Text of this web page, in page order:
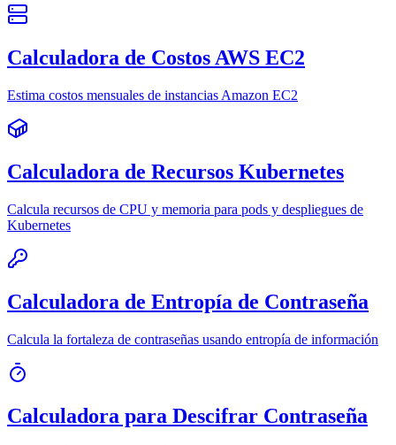
Calculadora de Costos AWS EC2
Estima costos mensuales de instancias Amazon EC2
Calculadora de Recursos Kubernetes
Calcula recursos de CPU y memoria para pods y despliegues de
Kubernetes
Calculadora de Entropía de Contraseña
Calcula la fortaleza de contraseñas usando entropía de información
Calculadora para Descifrar Contraseña